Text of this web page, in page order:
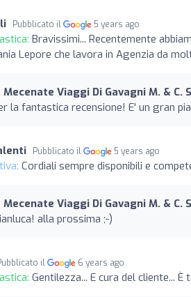
Pubblicato il 5 years ago
Bravissimi... Recentemente
Lepore che lavora in Agenzia da
Viaggi Di Gavagni M. & C.
la fantastica recensione! E' un gran
Pubblicato il 5 years ago
Cordiali sempre disponibili e
Viaggi Di Gavagni M. & C.
alla prossima ;-)
il 6 years ago
Gentilezza... E cura del cliente...